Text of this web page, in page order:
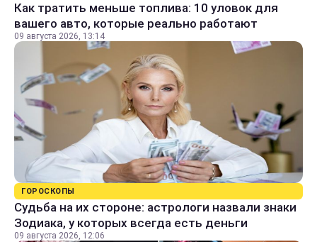
Как тратить меньше топлива: 10 уловок для
вашего авто, которые реально работают
09 августа 2026, 13:14
ГОРОСКОПЫ
Судьба на их стороне: астрологи назвали знаки
Зодиака, у которых всегда есть деньги
09 августа 2026, 12:06